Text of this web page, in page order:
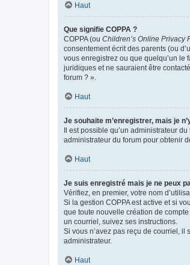
Haut
Que signifie COPPA ?
COPPA (ou Children’s Online Privacy
consentement écrit des parents (ou
vous enregistrez ou que quelqu’un
juridiques et ne sauraient être
forum ? ».
Haut
Je souhaite m’enregistrer, mais je
Il est possible qu’un administrateur
administrateur du forum pour obtenir
Haut
Je suis enregistré mais je ne peux
Vérifiez, en premier, votre nom
Si la gestion COPPA est active et si
que toute nouvelle création de
un courriel, suivez ses instructions.
Si vous n’avez pas reçu de courriel,
administrateur.
Haut